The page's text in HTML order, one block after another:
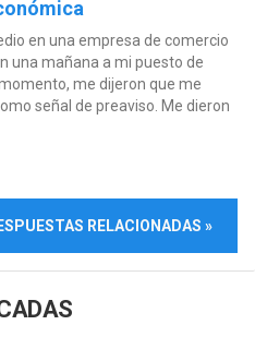
en una empresa de comercio
una mañana a mi puesto de
me dijeron que me
señal de preaviso. Me dieron
RELACIONADAS »